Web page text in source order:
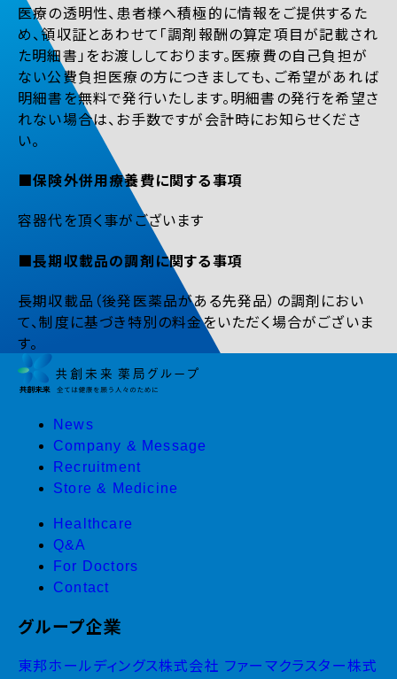
医療の透明性、患者様へ積極的に情報をご提供するた
め、領収証とあわせて「調剤報酬の算定項目が記載され
た明細書」をお渡ししております。医療費の自己負担が
ない公費負担医療の方につきましても、ご希望があれば
明細書を無料で発行いたします。明細書の発行を希望さ
れない場合は、お手数ですが会計時にお知らせくださ
い。
■保険外併用療養費に関する事項
容器代を頂く事がございます
■長期収載品の調剤に関する事項
長期収載品（後発医薬品がある先発品）の調剤におい
て、制度に基づき特別の料金をいただく場合がございま
す。
News
Company & Message
Recruitment
Store & Medicine
Healthcare
Q&A
For Doctors
Contact
グループ企業
東邦ホールディングス株式会社 ファーマクラスター株式